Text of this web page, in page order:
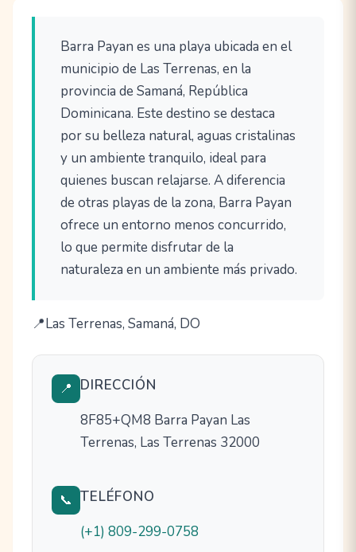
Barra Payan es una playa ubicada en el
municipio de Las Terrenas, en la
provincia de Samaná, República
Dominicana. Este destino se destaca
por su belleza natural, aguas cristalinas
y un ambiente tranquilo, ideal para
quienes buscan relajarse. A diferencia
de otras playas de la zona, Barra Payan
ofrece un entorno menos concurrido,
lo que permite disfrutar de la
naturaleza en un ambiente más privado.
Las Terrenas, Samaná, DO
📍 DIRECCIÓN
8F85+QM8 Barra Payan Las
Terrenas, Las Terrenas 32000
📞 TELÉFONO
(+1) 809-299-0758